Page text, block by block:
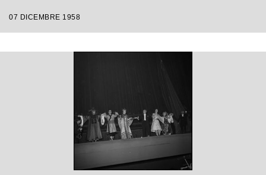
Wallmann, che inaugura la stagione
07 DICEMBRE 1958